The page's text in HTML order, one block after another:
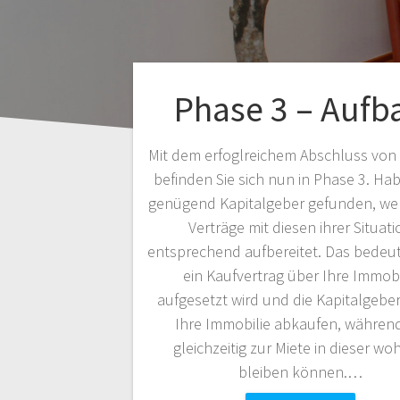
Phase 3 –
Mit dem erfoglreichem Abschluss von
befinden Sie sich nun in Phase 3.
genügend Kapitalgeber gefunden,
Verträge mit diesen ihrer
entsprechend aufbereitet. Das
ein Kaufvertrag über Ihre
aufgesetzt wird und die
Ihre Immobilie abkaufen,
gleichzeitig zur Miete in dieser
bleiben können.…